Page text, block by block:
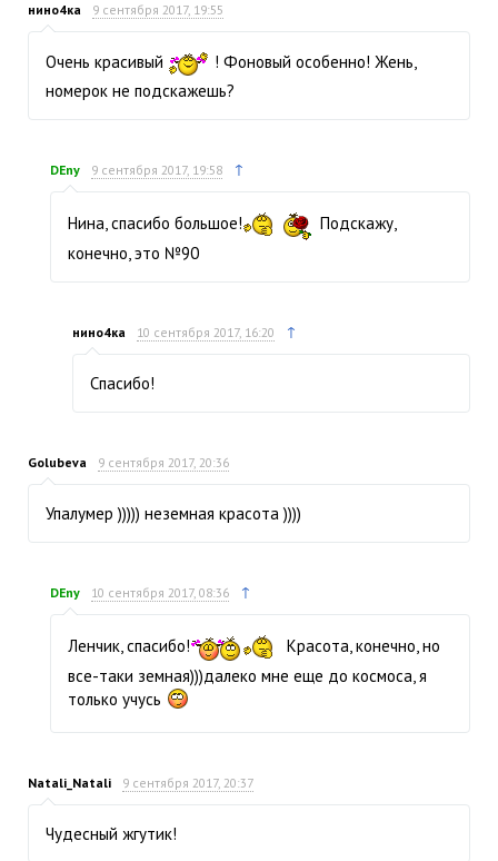
нино4ка 9 сентября 2017, 19:55
Очень красивый
! Фоновый особенно! Жень,
номерок не подскажешь?
DEny 9 сентября 2017, 19:58 ↑
Нина, спасибо большое!
Подскажу,
конечно, это №90
нино4ка 10 сентября 2017, 16:20 ↑
Спасибо!
Golubeva 9 сентября 2017, 20:36
Упалумер ))))) неземная красота ))))
DEny 10 сентября 2017, 08:36 ↑
Ленчик, спасибо!
Красота, конечно, но
все-таки земная)))далеко мне еще до космоса, я
только учусь
Natali_Natali 9 сентября 2017, 20:37
Чудесный жгутик!